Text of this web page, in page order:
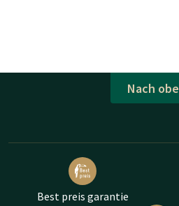
Nach
Best preis garantie